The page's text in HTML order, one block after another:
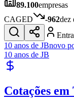
Gastronomia
Cinema &
JogosNovo
Para Sua Empresa
Publicidade
89.100empresas
CAGED
-962dez
10 anos de JBnovo
10 anos de JB
Cotações